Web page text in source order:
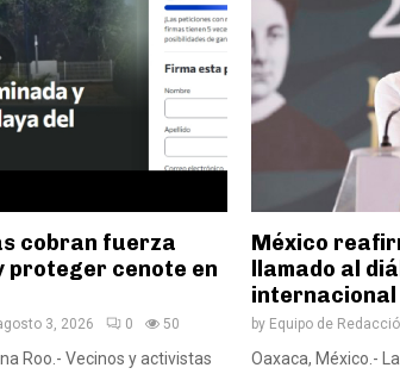
cobran fuerza
cenote en
3, 2026 0 50
Roo.- Vecinos y activistas
México
llamado al
internacional
by Equipo de
Oaxaca, México.-